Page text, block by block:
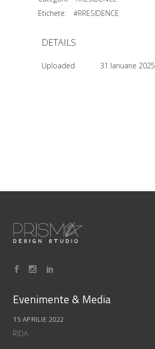
Etichete:
#RRESIDENCE
DETAILS
Uploaded 31 Ianuarie 2025
Evenimente & Media
15 APRILIE 2022
RIDA